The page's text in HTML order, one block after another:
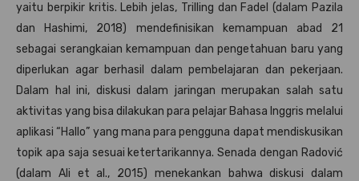
yaitu berpikir kritis. Lebih jelas, Trilling dan Fadel (dalam Pazila
dan Hashimi, 2018) mendefinisikan kemampuan abad 21
sebagai serangkaian kemampuan dan pengetahuan baru yang
diperlukan agar berhasil dalam pembelajaran dan pekerjaan.
Dalam hal ini, diskusi dalam jaringan merupakan salah satu
aktivitas yang bisa dilakukan para pelajar Bahasa Inggris melalui
aplikasi “Hallo” yang mana para pengguna dapat mendiskusikan
topik apa saja sesuai ketertarikannya. Senada dengan Radović
(dalam Ali et al., 2015) menekankan bahwa diskusi dalam